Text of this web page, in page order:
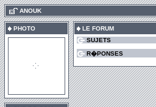
ANOUK
PHOTO
LE FORUM
SUJETS
R�PONSES